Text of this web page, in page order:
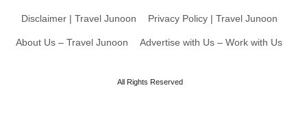
Disclaimer | Travel Junoon Privacy Policy | Travel Junoon
About Us – Travel Junoon Advertise with Us – Work with Us
All Rights Reserved